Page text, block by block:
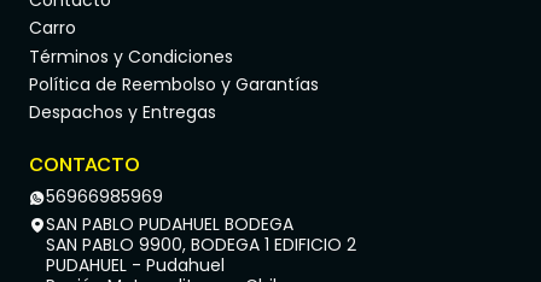
Carro
Términos y Condiciones
Política de Reembolso y Garantías
Despachos y Entregas
CONTACTO
56966985969
SAN PABLO PUDAHUEL BODEGA
SAN PABLO 9900, BODEGA 1 EDIFICIO 2
PUDAHUEL - Pudahuel